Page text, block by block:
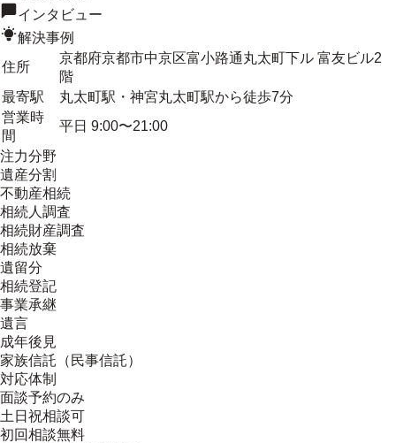
インタビュー
解決事例
住所
京都府京都市中京区富小路通丸太町下ル 富友ビル2
階
最寄駅
丸太町駅・神宮丸太町駅から徒歩7分
営業時
間
平日 9:00〜21:00
注力分野
遺産分割
不動産相続
相続人調査
相続財産調査
相続放棄
遺留分
相続登記
事業承継
遺言
成年後見
家族信託（民事信託）
対応体制
面談予約のみ
土日祝相談可
初回相談無料